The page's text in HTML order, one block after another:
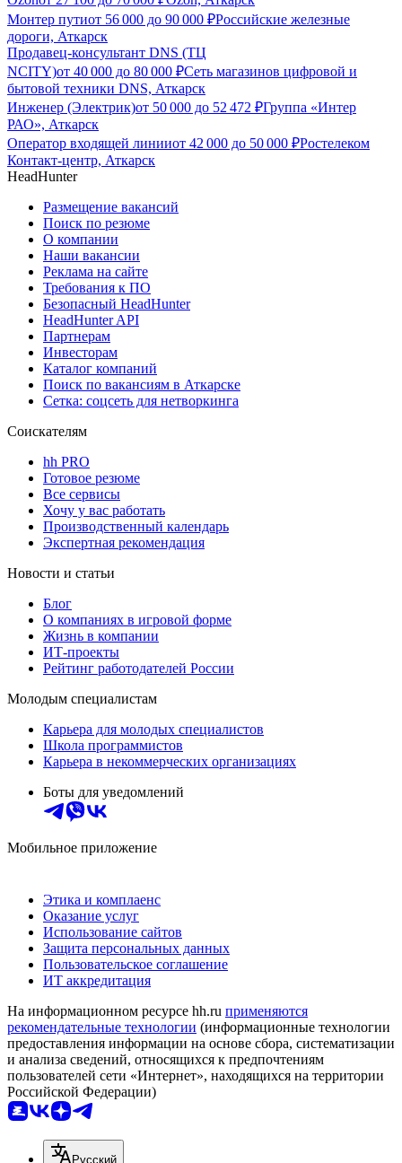
Монтер путиот 56 000 до 90 000 ₽Российские железные
дороги, Аткарск
Продавец-консультант DNS (ТЦ
NCITY)от 40 000 до 80 000 ₽Сеть магазинов цифровой и
бытовой техники DNS, Аткарск
Инженер (Электрик)от 50 000 до 52 472 ₽Группа «Интер
РАО», Аткарск
Оператор входящей линииот 42 000 до 50 000 ₽Ростелеком
Контакт-центр, Аткарск
HeadHunter
Размещение вакансий
Поиск по резюме
О компании
Наши вакансии
Реклама на сайте
Требования к ПО
Безопасный HeadHunter
HeadHunter API
Партнерам
Инвесторам
Каталог компаний
Поиск по вакансиям в Аткарске
Сетка: соцсеть для нетворкинга
Соискателям
hh PRO
Готовое резюме
Все сервисы
Хочу у вас работать
Производственный календарь
Экспертная рекомендация
Новости и статьи
Блог
О компаниях в игровой форме
Жизнь в компании
ИТ-проекты
Рейтинг работодателей России
Молодым специалистам
Карьера для молодых специалистов
Школа программистов
Карьера в некоммерческих организациях
Боты для уведомлений
Мобильное приложение
Этика и комплаенс
Оказание услуг
Использование сайтов
Защита персональных данных
Пользовательское соглашение
ИТ аккредитация
На информационном ресурсе hh.ru применяются
рекомендательные технологии (информационные технологии
предоставления информации на основе сбора, систематизации
и анализа сведений, относящихся к предпочтениям
пользователей сети «Интернет», находящихся на территории
Российской Федерации)
Русский